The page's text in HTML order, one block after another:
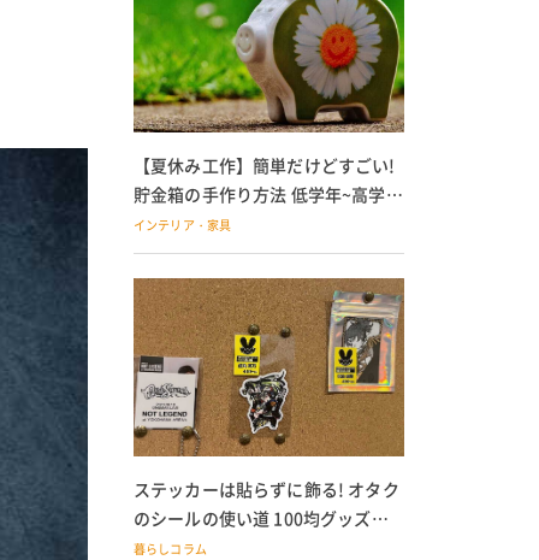
【夏休み工作】簡単だけどすごい!
貯金箱の手作り方法 低学年~高学年
の子どもにも
インテリア・家具
ステッカーは貼らずに飾る! オタク
のシールの使い道 100均グッズで
の飾り方も
暮らしコラム